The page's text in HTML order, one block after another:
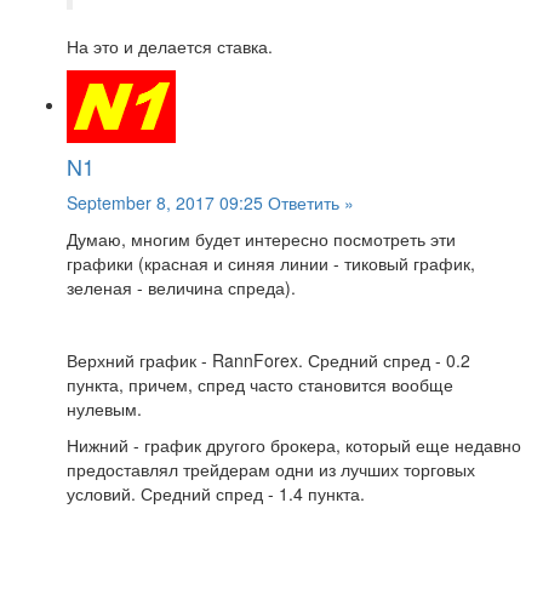
На это и делается ставка.
N1
September 8, 2017 09:25 Ответить »
Думаю, многим будет интересно посмотреть эти
графики (красная и синяя линии - тиковый график,
зеленая - величина спреда).
Верхний график - RannForex. Средний спред - 0.2
пункта, причем, спред часто становится вообще
нулевым.
Нижний - график другого брокера, который еще недавно
предоставлял трейдерам одни из лучших торговых
условий. Средний спред - 1.4 пункта.